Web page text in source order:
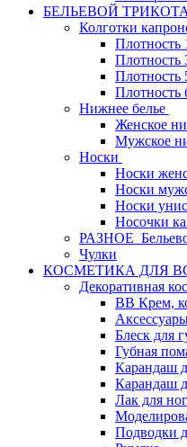
БЕЛЬЕВОЙ
Колготки
Плотность
Плотность
Плотность
Плотность
Нижнее белье
Женское
Мужское
Носки
Носки
Носки
Носки
Носочки
Чулки
КОСМЕТИКА ДЛЯ
Декоративная
BB Крем,
Блеск для
Губная
Карандаш
Карандаш
Лак для
Подводки